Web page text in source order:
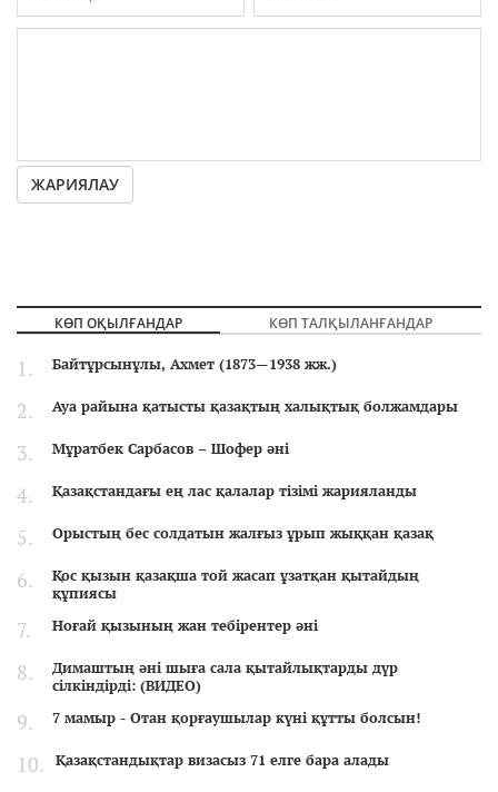
ЖАРИЯЛАУ
КӨП ОҚЫЛҒАНДАР КӨП ТАЛҚЫЛАНҒАНДАР
Байтұрсынұлы, Ахмет (1873—1938 жж.)
Ауа райына қатысты қазақтың халықтық болжамдары
Мұратбек Сарбасов – Шофер әні
Қазақстандағы ең лас қалалар тізімі жарияланды
Орыстың бес солдатын жалғыз ұрып жыққан қазақ
Қос қызын қазақша той жасап ұзатқан қытайдың
құпиясы
Ноғай қызының жан тебірентер әні
Димаштың әні шыға сала қытайлықтарды дүр
сілкіндірді: (ВИДЕО)
7 мамыр - Отан қорғаушылар күні құтты болсын!
Қазақстандықтар визасыз 71 елге бара алады